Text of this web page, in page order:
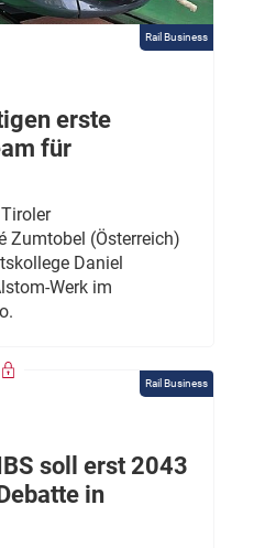
Rail Business
erste
für
Zumtobel (Österreich)
Daniel
Werk im
Rail Business
soll erst 2043
in